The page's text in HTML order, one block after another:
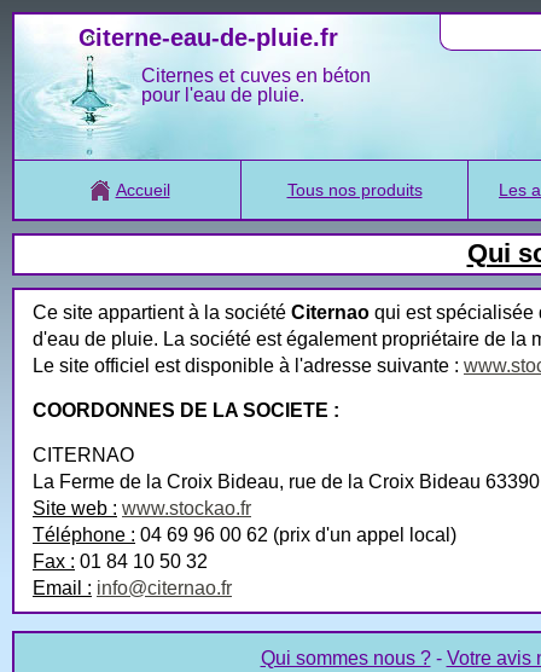
Citerne-eau-de-pluie.fr
Citernes et cuves en béton
pour l'eau de pluie.
Accueil Tous nos produits Les
Qui
Ce site appartient à la société Citernao qui est spécialisée
d'eau de pluie. La société est également propriétaire de la
Le site officiel est disponible à l'adresse suivante :
COORDONNES DE LA SOCIETE :
CITERNAO
La Ferme de la Croix Bideau, rue de la Croix Bideau
Site web : www.stockao.fr
Téléphone : 04 69 96 00 62 (prix d'un appel local)
Fax : 01 84 10 50 32
Email : info@citernao.fr
Qui sommes nous ?- Votre avis